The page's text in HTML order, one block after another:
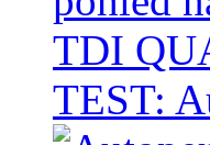
TEST: